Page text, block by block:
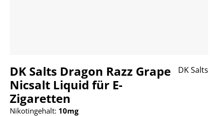
DK Salts Dragon Razz Grape
Nicsalt Liquid für E-
Zigaretten
Nikotingehalt: 10mg
DK Salts